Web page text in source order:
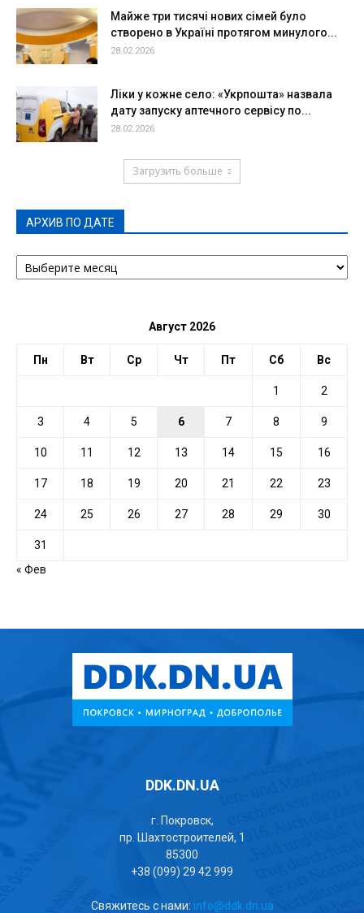
Майже три тисячі нових сімей було
створено в Україні протягом минулого...
28.02.2026
Ліки у кожне село: «Укрпошта» назвала
дату запуску аптечного сервісу по...
28.02.2026
Загрузить больше
АРХИВ ПО ДАТЕ
АРХИВ
ПО
Август 2026
Пн Вт Ср Чт Пт Сб Вс
1 2
3 4 5 6 7 8 9
10 11 12 13 14 15 16
17 18 19 20 21 22 23
24 25 26 27 28 29 30
31
« Фев
DDK.DN.UA
г. Покровск,
пр. Шахтостроителей, 1
85300
+38 (099) 29 42 999
Свяжитесь с нами: info@ddk.dn.ua